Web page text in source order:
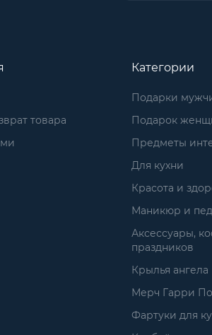
товара
Категории
Подарки
Подарок
Предметы
Для кухни
Красота и
Маникюр и
Аксессуары,
праздников
Крылья ангела
Мерч Гарри
Фартуки для